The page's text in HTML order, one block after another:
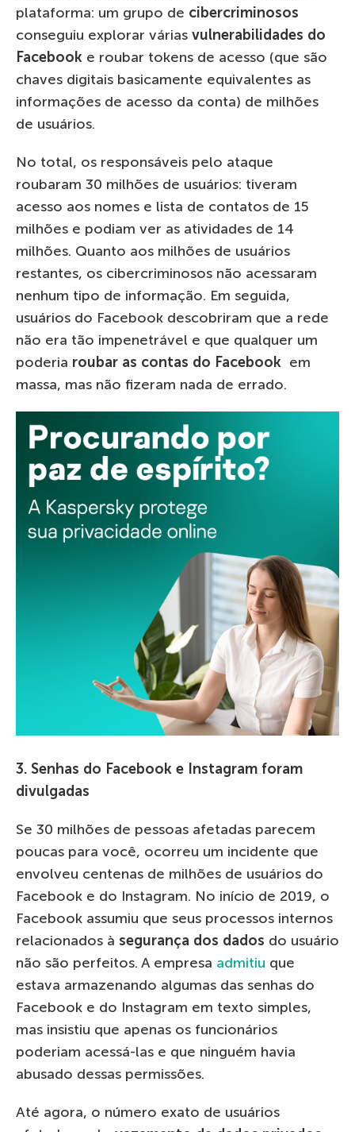
plataforma: um grupo de cibercriminosos
conseguiu explorar várias vulnerabilidades do
Facebook e roubar tokens de acesso (que são
chaves digitais basicamente equivalentes as
informações de acesso da conta) de milhões
de usuários.
No total, os responsáveis pelo ataque
roubaram 30 milhões de usuários: tiveram
acesso aos nomes e lista de contatos de 15
milhões e podiam ver as atividades de 14
milhões. Quanto aos milhões de usuários
restantes, os cibercriminosos não acessaram
nenhum tipo de informação. Em seguida,
usuários do Facebook descobriram que a rede
não era tão impenetrável e que qualquer um
poderia roubar as contas do Facebook em
massa, mas não fizeram nada de errado.
3. Senhas do Facebook e Instagram foram
divulgadas
Se 30 milhões de pessoas afetadas parecem
poucas para você, ocorreu um incidente que
envolveu centenas de milhões de usuários do
Facebook e do Instagram. No início de 2019, o
Facebook assumiu que seus processos internos
relacionados à segurança dos dados do usuário
não são perfeitos. A empresa admitiu que
estava armazenando algumas das senhas do
Facebook e do Instagram em texto simples,
mas insistiu que apenas os funcionários
poderiam acessá-las e que ninguém havia
abusado dessas permissões.
Até agora, o número exato de usuários